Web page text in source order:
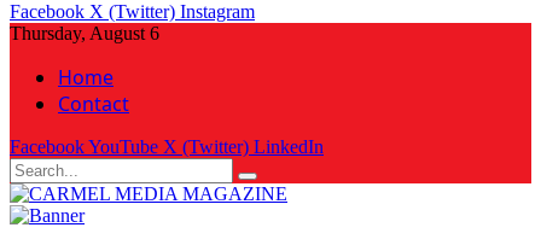
Facebook X (Twitter) Instagram
Thursday, August 6
Home
Contact
FacebookYouTube X (Twitter) LinkedIn